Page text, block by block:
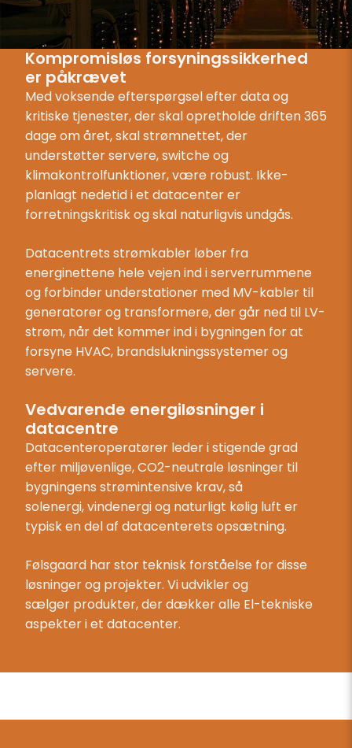
Kompromisløs forsyningssikkerhed
er påkrævet
Med voksende efterspørgsel efter data og
kritiske tjenester, der skal opretholde driften 365
dage om året, skal strømnettet, der
understøtter servere, switche og
klimakontrolfunktioner, være robust. Ikke-
planlagt nedetid i et datacenter er
forretningskritisk og skal naturligvis undgås.
Datacentrets strømkabler løber fra
energinettene hele vejen ind i serverrummene
og forbinder understationer med MV-kabler til
generatorer og transformere, der går ned til LV-
strøm, når det kommer ind i bygningen for at
forsyne HVAC, brandslukningssystemer og
servere.
Vedvarende energiløsninger i
datacentre
Datacenteroperatører leder i stigende grad
efter miljøvenlige, CO2-neutrale løsninger til
bygningens strømintensive krav, så
solenergi, vindenergi og naturligt kølig luft er
typisk en del af datacenterets opsætning.
Følsgaard har stor teknisk forståelse for disse
løsninger og projekter. Vi udvikler og
sælger produkter, der dækker alle El-tekniske
aspekter i et datacenter.